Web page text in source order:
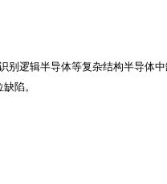
别逻辑半导体等复杂结构半导体中
陷。